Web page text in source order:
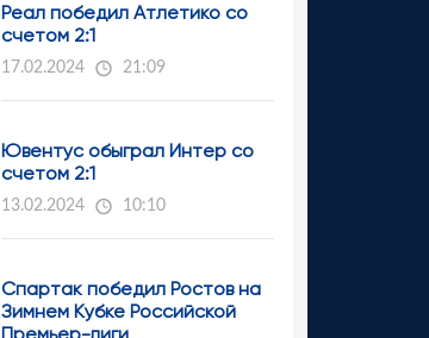
Реал победил Атлетико со
счетом 2:1
17.02.2024 21:09
Ювентус обыграл Интер со
счетом 2:1
13.02.2024 10:10
Спартак победил Ростов на
Зимнем Кубке Российской